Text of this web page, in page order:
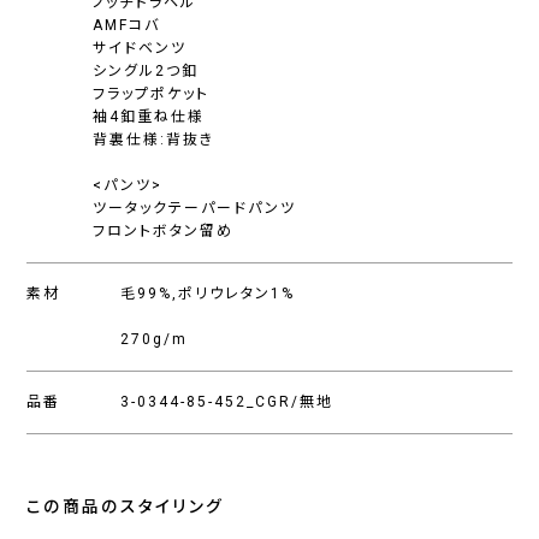
AMFコバ
サイドベンツ
シングル2つ釦
フラップポケット
袖4釦重ね仕様
背裏仕様:背抜き
<パンツ>
ツータックテーパードパンツ
フロントボタン留め
素材 毛99%,ポリウレタン1%
270g/m
品番 3-0344-85-452_CGR/無地
この商品のスタイリング